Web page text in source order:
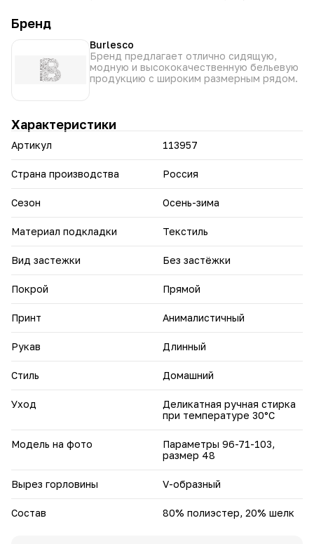
• Универсальная палитра: Бежевый, темно-бирюзовый и
черный — сдержанные и благородные оттенки, которые
легко сочетаются с аксессуарами.
• Идеальная посадка: Размеры 50-52, 52-54, 54-56, 56-
58, 58-60 позволяют подобрать вариант для разных
типов фигур.
• Практичность: Ткань не мнется, сохраняет форму
В этом костюме вы будете чувствовать себя
женственно, уверенно и неотразимо в любой обстановке!
Бренд
Burlesco
Бренд предлагает отлично сидящую,
модную и высококачественную бельевую
продукцию с широким размерным рядом.
Характеристики
Артикул 113957
Страна производства Россия
Сезон Осень-зима
Материал подкладки Текстиль
Вид застежки Без застёжки
Покрой Прямой
Принт Анималистичный
Рукав Длинный
Стиль Домашний
Уход
Деликатная ручная стирка
при температуре 30°С
Модель на фото
Параметры 96-71-103,
размер 48
Вырез горловины V-образный
Состав 80% полиэстер, 20% шелк